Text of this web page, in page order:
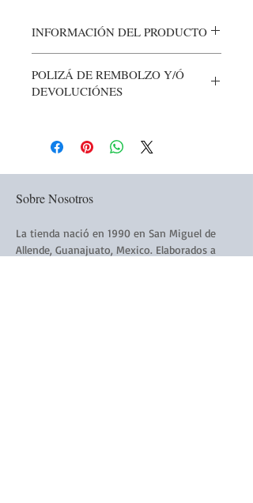
INFORMACIÓN DEL PRODUCTO
POLIZÁ DE REMBOLZO Y/Ó
DEVOLUCIÓNES
Sobre Nosotros
La tienda nació en 1990 en San Miguel de
Allende, Guanajuato, Mexico. Elaborados a